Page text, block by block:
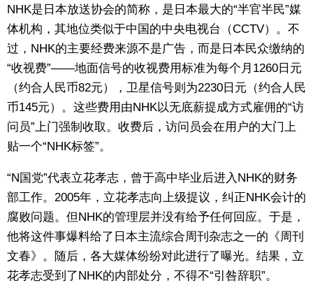
日本信息库
日本一瞥
人物访谈
东京
编辑部通知
SNS
NHK是日本放送协会的简称，是日本最大的“半官半民”媒
体机构，其地位类似于中国的中央电视台（CCTV）。不
过，NHK的主要经费来源不是广告，而是日本民众缴纳的
“收视费”——地面信号的收视费用标准为每个月1260日元
（约合人民币82元），卫星信号则为2230日元（约合人民
币145元）。这些费用由NHK以无底薪提成方式雇佣的“访
问员”上门强制收取。收费后，访问员会在用户的大门上
贴一个“NHK标签”。
“N国党”代表立花孝志，曾于高中毕业后进入NHK的财务
部工作。2005年，立花孝志向上级提议，纠正NHK会计的
腐败问题。但NHK的管理层并没有给予任何回应。于是，
他将这件事爆料给了日本主流综合周刊杂志之一的《周刊
文春》。随后，各大媒体纷纷对此进行了曝光。结果，立
花孝志受到了NHK的内部处分，不得不“引咎辞职”。